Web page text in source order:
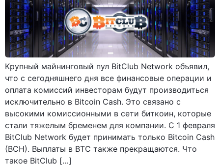
Крупный майнинговый пул BitClub Network объявил,
что с сегодняшнего дня все финансовые операции и
оплата комиссий инвесторам будут производиться
исключительно в Bitcoin Cash. Это связано с
высокими комиссионными в сети биткоин, которые
стали тяжелым бременем для компании. С 1 февраля
BitClub Network будет принимать только Bitcoin Cash
(BCH). Выплаты в BTC также прекращаются. Что
такое BitClub […]